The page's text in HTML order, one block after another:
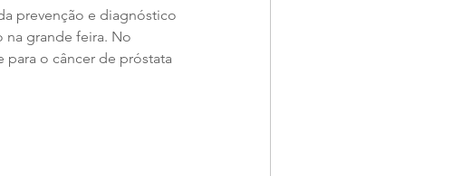
prevenção e diagnóstico
grande feira. No
para o câncer de próstata